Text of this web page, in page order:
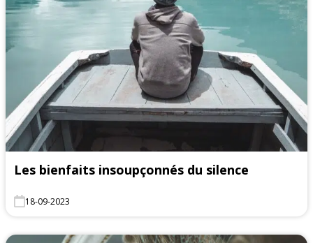
Les bienfaits insoupçonnés du silence
18-09-2023